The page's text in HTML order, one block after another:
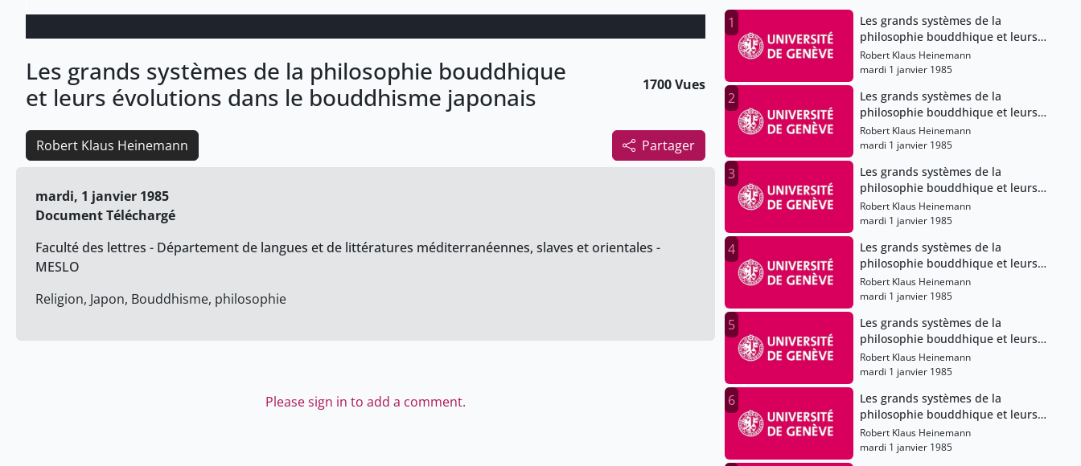
Les grands systèmes de la philosophie bouddhique
et leurs évolutions dans le bouddhisme japonais
1700 Vues
Partager
Robert Klaus Heinemann
mardi, 1 janvier 1985
Document Téléchargé
Faculté des lettres - Département de langues et de littératures méditerranéennes, slaves et orientales -
MESLO
Religion, Japon, Bouddhisme, philosophie
Please sign in to add a comment.
1
Les grands systèmes de la
philosophie bouddhique et leurs
évolutions dans le bouddhisme
japonais
Robert Klaus Heinemann
mardi 1 janvier 1985
2
Les grands systèmes de la
philosophie bouddhique et leurs
évolutions dans le bouddhisme
japonais
Robert Klaus Heinemann
mardi 1 janvier 1985
3
Les grands systèmes de la
philosophie bouddhique et leurs
évolutions dans le bouddhisme
japonais
Robert Klaus Heinemann
mardi 1 janvier 1985
4
Les grands systèmes de la
philosophie bouddhique et leurs
évolutions dans le bouddhisme
japonais
Robert Klaus Heinemann
mardi 1 janvier 1985
5
Les grands systèmes de la
philosophie bouddhique et leurs
évolutions dans le bouddhisme
japonais
Robert Klaus Heinemann
mardi 1 janvier 1985
6
Les grands systèmes de la
philosophie bouddhique et leurs
évolutions dans le bouddhisme
japonais
Robert Klaus Heinemann
mardi 1 janvier 1985